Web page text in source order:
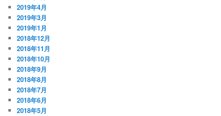
2019年4月
2019年3月
2019年1月
2018年12月
2018年11月
2018年10月
2018年9月
2018年8月
2018年7月
2018年6月
2018年5月